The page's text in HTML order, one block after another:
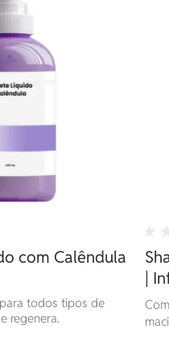
com Calêndula
todos tipos de
regenera.
|